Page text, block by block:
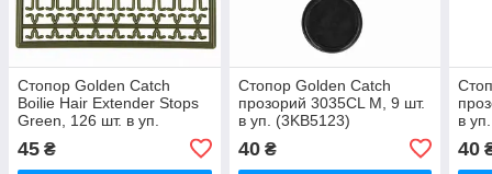
Стопор Golden Catch
Boilie Hair Extender Stops
Green, 126 шт. в уп.
45 ₴
Стопор Golden Catch
прозорий 3035CL М, 9 шт.
в уп. (3KB5123)
40₴
в
40